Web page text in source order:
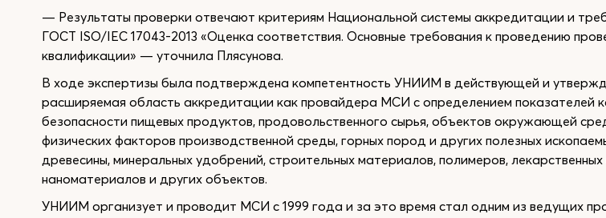
— Результаты проверки отвечают критериям Национальной системы аккредитации и
ГОСТ ISO/IEC 17043-2013 «Оценка соответствия. Основные требования к проведению
квалификации» — уточнила Плясунова.
В ходе экспертизы была подтверждена компетентность УНИИМ в действующей и
расширяемая область аккредитации как провайдера МСИ с определением показателей
безопасности пищевых продуктов, продовольственного сырья, объектов окружающей
физических факторов производственной среды, горных пород и других полезных
древесины, минеральных удобрений, строительных материалов, полимеров, лекарственных
наноматериалов и других объектов.
УНИИМ организует и проводит МСИ с 1999 года и за это время стал одним из ведущих